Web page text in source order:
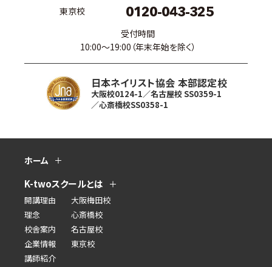
東京校 0120-043-325
受付時間
10:00〜19:00（年末年始を除く）
日本ネイリスト協会 本部認定校
大阪校0124-1／名古屋校 SS0359-1
／心斎橋校SS0358-1
ホーム
K-twoスクールとは
開講理由
理念
校舎案内
企業情報
講師紹介
大阪梅田校
心斎橋校
名古屋校
東京校